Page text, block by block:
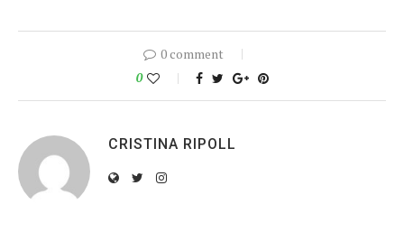
0 comment
0
CRISTINA RIPOLL